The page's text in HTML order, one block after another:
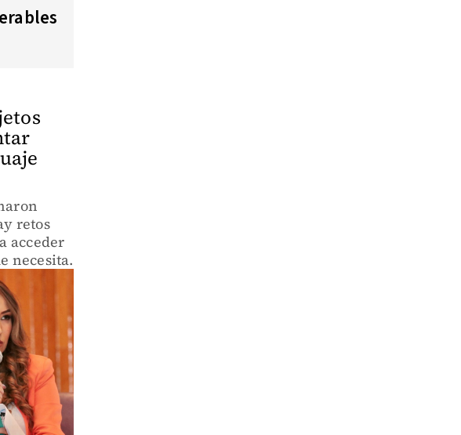
retos
acceder
necesita.